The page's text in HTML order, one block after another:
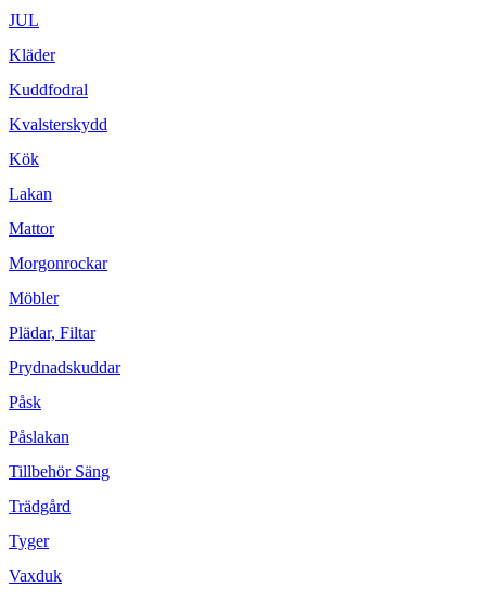
JUL
Kläder
Kuddfodral
Kvalsterskydd
Kök
Lakan
Mattor
Morgonrockar
Möbler
Plädar, Filtar
Prydnadskuddar
Påsk
Påslakan
Tillbehör Säng
Trädgård
Tyger
Vaxduk